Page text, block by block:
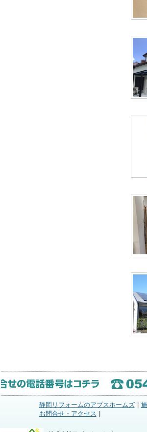
静岡リフォームのアプスホームズ
お問合せ・アクセス